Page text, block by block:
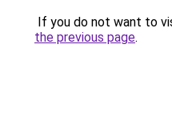
If you do not want to
the previous page.